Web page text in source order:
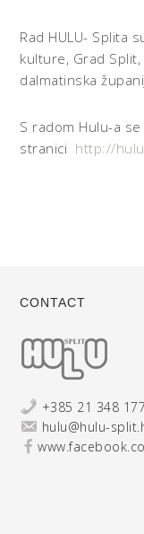
Rad HULU- Splita
kulture, Grad
dalmatinska
S radom Hulu-a
stranici http://
CONTACT
+385 21 348 177
hulu@hulu-